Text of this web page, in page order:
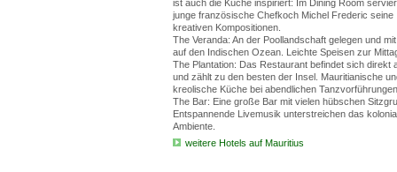
ist auch die Küche inspiriert: Im Dining Room
junge französische Chefkoch Michel Frederic seine
kreativen Kompositionen.
The Veranda: An der Poollandschaft gelegen und
auf den Indischen Ozean. Leichte Speisen zur
The Plantation: Das Restaurant befindet sich direkt
und zählt zu den besten der Insel. Mauritianische
kreolische Küche bei abendlichen
The Bar: Eine große Bar mit vielen hübschen
Entspannende Livemusik unterstreichen das
Ambiente.
weitere Hotels auf Mauritius